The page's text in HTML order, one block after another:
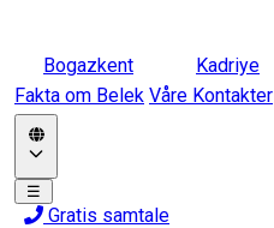
Bogazkent Kadriye
Fakta om Belek Våre Kontakter
☰
Gratis samtale